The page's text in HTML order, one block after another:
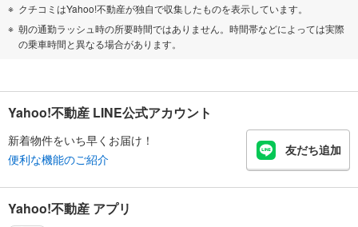
クチコミはYahoo!不動産が独自で収集したものを表示しています。
朝の通勤ラッシュ時の所要時間ではありません。時間帯などによっては実際
の乗車時間と異なる場合があります。
Yahoo!不動産 LINE公式アカウント
新着物件をいち早くお届け！
便利な機能のご紹介
友だち追加
Yahoo!不動産 アプリ